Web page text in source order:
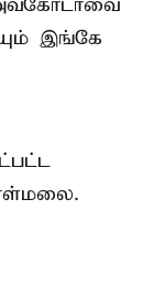
இங்கே